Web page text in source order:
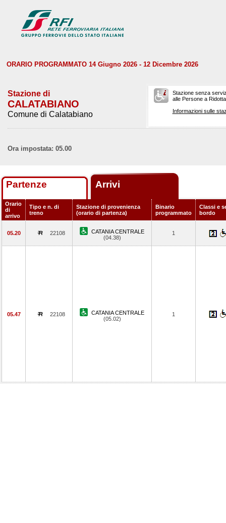
ORARIO PROGRAMMATO 14 Giugno 2026 - 12 Dicembre 2026
Stazione di
CALATABIANO
Comune di Calatabiano
Stazione senza
alle Persone a
Informazioni sulle
Ora impostata: 05.00
Partenze Arrivi
Orario
di
arrivo
Tipo e n. di
treno
Stazione di provenienza
(orario di partenza)
Binario
programmato
Classi e
bordo
05.20 22108
CATANIA CENTRALE
(04.38)
1
05.47 22108
CATANIA CENTRALE
(05.02)
1